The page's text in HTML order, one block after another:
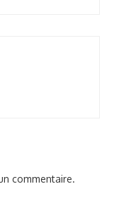
commentaire.